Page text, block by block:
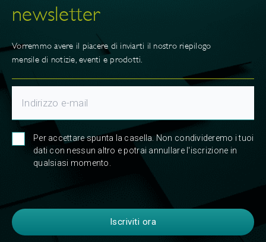
newsletter
Vorremmo avere il piacere di inviarti il nostro riepilogo
mensile di notizie, eventi e prodotti.
Per accettare spunta la casella. Non condivideremo i tuoi
dati con nessun altro e potrai annullare l'iscrizione in
qualsiasi momento.